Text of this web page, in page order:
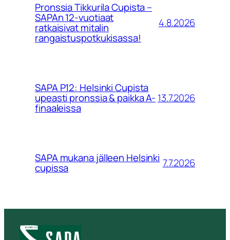
Pronssia Tikkurila Cupista –
SAPAn 12-vuotiaat
ratkaisivat mitalin
rangaistuspotkukisassa!
4.8.2026
SAPA P12: Helsinki Cupista
upeasti pronssia & paikka A-
finaaleissa
13.7.2026
SAPA mukana jälleen Helsinki
cupissa 7.7.2026